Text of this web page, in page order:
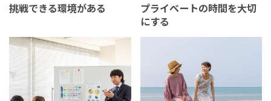
挑戦できる環境がある
プライベートの時間を大切
にする